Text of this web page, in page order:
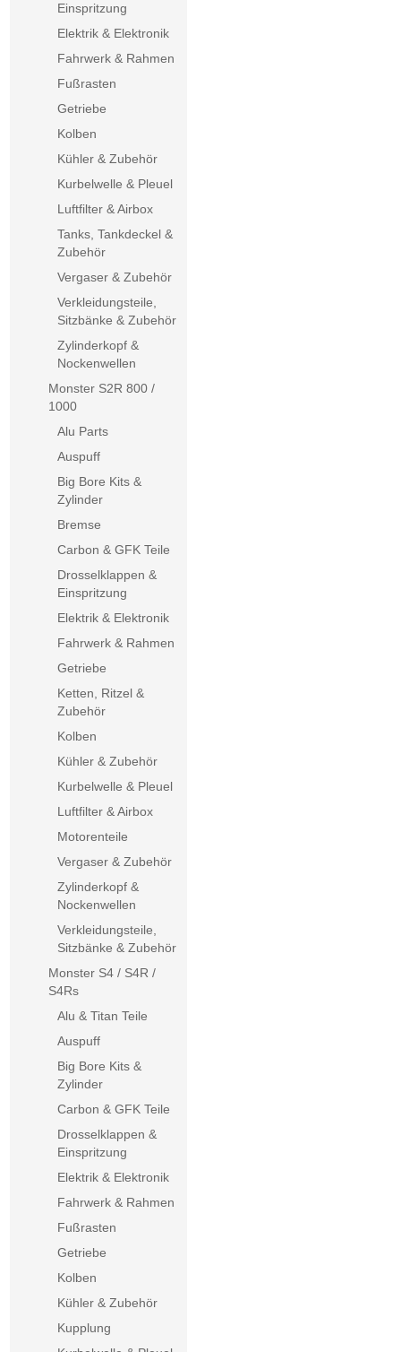
Einspritzung
Elektrik & Elektronik
Fahrwerk & Rahmen
Fußrasten
Getriebe
Kolben
Kühler & Zubehör
Kurbelwelle & Pleuel
Luftfilter & Airbox
Tanks, Tankdeckel &
Zubehör
Vergaser & Zubehör
Verkleidungsteile,
Sitzbänke & Zubehör
Zylinderkopf &
Nockenwellen
Monster S2R 800 /
1000
Alu Parts
Auspuff
Big Bore Kits &
Zylinder
Bremse
Carbon & GFK Teile
Drosselklappen &
Einspritzung
Elektrik & Elektronik
Fahrwerk & Rahmen
Getriebe
Ketten, Ritzel &
Zubehör
Kolben
Kühler & Zubehör
Kurbelwelle & Pleuel
Luftfilter & Airbox
Motorenteile
Vergaser & Zubehör
Zylinderkopf &
Nockenwellen
Verkleidungsteile,
Sitzbänke & Zubehör
Monster S4 / S4R /
S4Rs
Alu & Titan Teile
Auspuff
Big Bore Kits &
Zylinder
Carbon & GFK Teile
Drosselklappen &
Einspritzung
Elektrik & Elektronik
Fahrwerk & Rahmen
Fußrasten
Getriebe
Kolben
Kühler & Zubehör
Kupplung